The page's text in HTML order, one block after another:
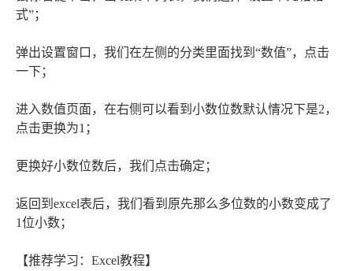
式”；
弹出设置窗口，我们在左侧的分类里面找到“数值”，点击
一下；
进入数值页面，在右侧可以看到小数位数默认情况下是2，
点击更换为1；
更换好小数位数后，我们点击确定；
返回到excel表后，我们看到原先那么多位数的小数变成了
1位小数；
【推荐学习：Excel教程】